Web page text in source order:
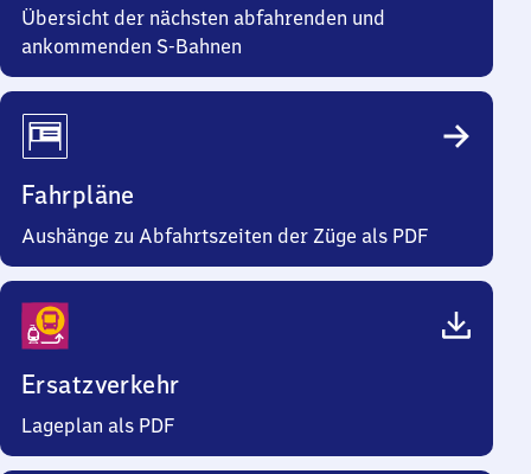
Übersicht der nächsten abfahrenden und
ankommenden S-Bahnen
Fahrpläne
Aushänge zu Abfahrtszeiten der Züge als PDF
Ersatzverkehr
Lageplan als PDF